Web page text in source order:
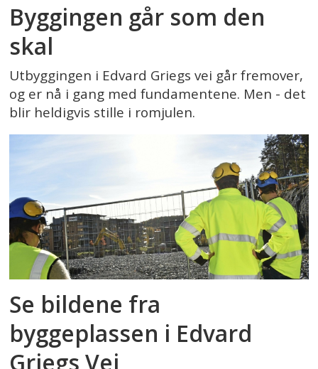
Byggingen går som den
skal
Utbyggingen i Edvard Griegs vei går fremover,
og er nå i gang med fundamentene. Men - det
blir heldigvis stille i romjulen.
Se bildene fra
byggeplassen i Edvard
Griegs Vei